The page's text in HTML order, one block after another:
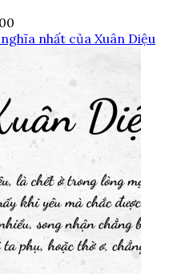
nhất của Xuân Diệu